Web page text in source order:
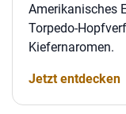
Amerikanisches
Torpedo-
Kiefernaromen.
Jetzt entdecken